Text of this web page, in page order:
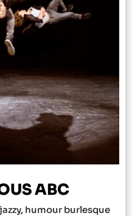
ABC
humour burlesque